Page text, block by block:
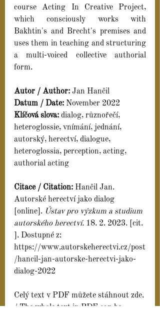
course Acting In Creative Project,
which consciously works with
Bakhtin's and Brecht's premises and
uses them in teaching and structuring
a multi-voiced collective authorial
form.
Autor / Author: Jan Hančil
Datum / Date: November 2022
Klíčová slova: dialog, různořečí,
heteroglossie, vnímání, jednání,
autorský, herectví, dialogue,
heteroglossia, perception, acting,
authorial acting
Citace / Citation: Hančil Jan.
Autorské herectví jako dialog
[online]. Ústav pro výzkum a studium
autorského herectví. 18. 2. 2023. [cit.
]. Dostupné z:
https://www.autorskeherectvi.cz/post
/hancil-jan-autorske-herectvi-jako-
dialog-2022
Celý text v PDF můžete stáhnout zde.
/ The whole text in PDF can be